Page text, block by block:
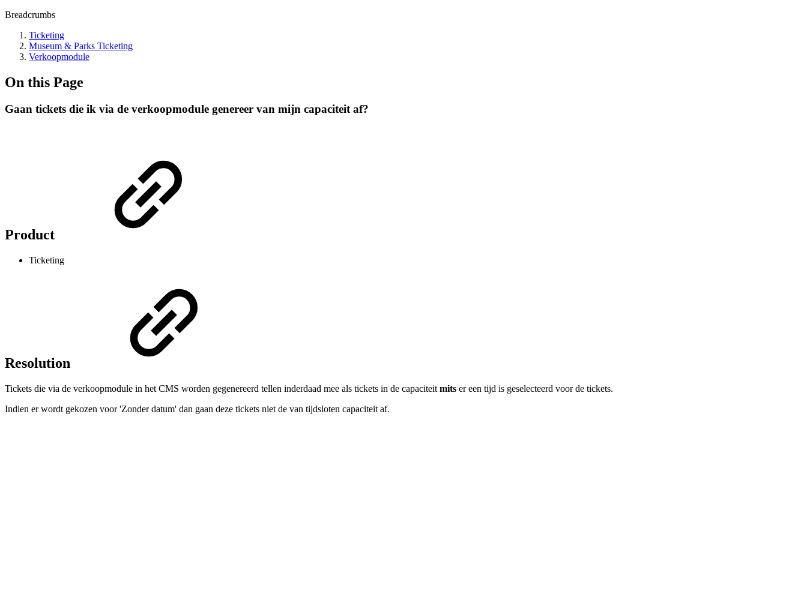
Breadcrumbs
Ticketing
Museum & Parks Ticketing
Verkoopmodule
On this Page
Gaan tickets die ik via de verkoopmodule genereer van mijn capaciteit af?
Product
Ticketing
Resolution
Tickets die via de verkoopmodule in het CMS worden gegenereerd tellen inderdaad mee als tickets in de capaciteit mits er een tijd is geselecteerd voor de tickets.
Indien er wordt gekozen voor 'Zonder datum' dan gaan deze tickets niet de van tijdsloten capaciteit af.